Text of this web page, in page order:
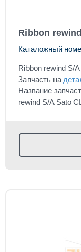
Ribbon
Каталожный
Ribbon rewind S/
Запчасть на
Название
rewind S/A Sato